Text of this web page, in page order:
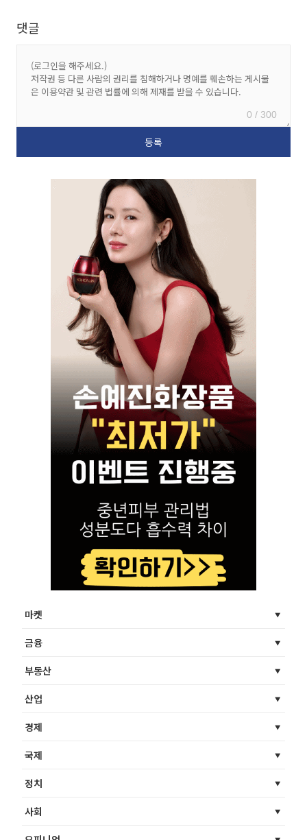
댓글
0 / 300
마켓
금융
부동산
산업
경제
국제
정치
사회